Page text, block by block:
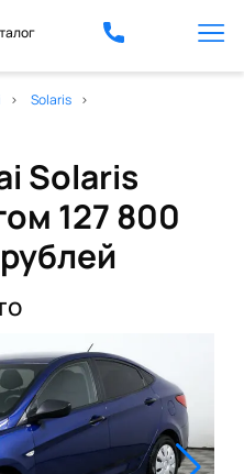
Solaris
Solaris
127 800